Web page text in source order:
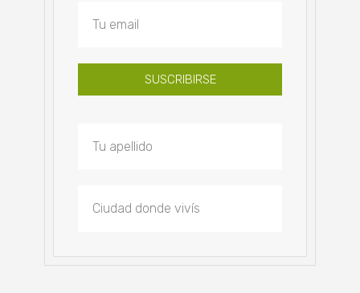
SUSCRIBIRSE